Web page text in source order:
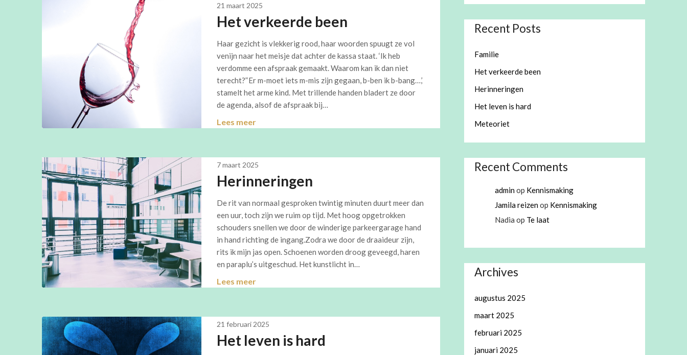
21 maart 2025
Het verkeerde been
Haar gezicht is vlekkerig rood, haar woorden spuugt ze vol
venijn naar het meisje dat achter de kassa staat. ‘Ik heb
verdomme een afspraak gemaakt. Waarom kan ik dan niet
terecht?’‘Er m-moet iets m-mis zijn gegaan, b-ben ik b-bang…,’
stamelt het arme kind. Met trillende handen bladert ze door
de agenda, alsof de afspraak bij…
Lees meer
7 maart 2025
Herinneringen
De rit van normaal gesproken twintig minuten duurt meer dan
een uur, toch zijn we ruim op tijd. Met hoog opgetrokken
schouders snellen we door de winderige parkeergarage hand
in hand richting de ingang.Zodra we door de draaideur zijn,
rits ik mijn jas open. Schoenen worden droog geveegd, haren
en paraplu’s uitgeschud. Het kunstlicht in…
Lees meer
21 februari 2025
Het leven is hard
Recent Posts
Familie
Het verkeerde been
Herinneringen
Het leven is hard
Meteoriet
Recent Comments
adminop Kennismaking
Jamila reizenop Kennismaking
Nadia op Te laat
Archives
augustus 2025
maart 2025
februari 2025
januari 2025